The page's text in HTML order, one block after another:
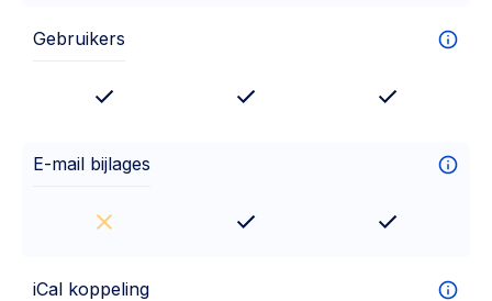
Gebruikers
E-mail bijlages
iCal koppeling